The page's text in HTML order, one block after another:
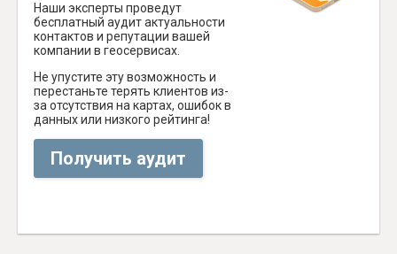
Наши эксперты проведут
бесплатный аудит актуальности
контактов и репутации вашей
компании в геосервисах.
Не упустите эту возможность и
перестаньте терять клиентов из-
за отсутствия на картах, ошибок в
данных или низкого рейтинга!
Получить аудит